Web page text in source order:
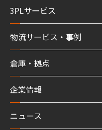
3PLサービス
物流サービス・事例
倉庫・拠点
企業情報
ニュース